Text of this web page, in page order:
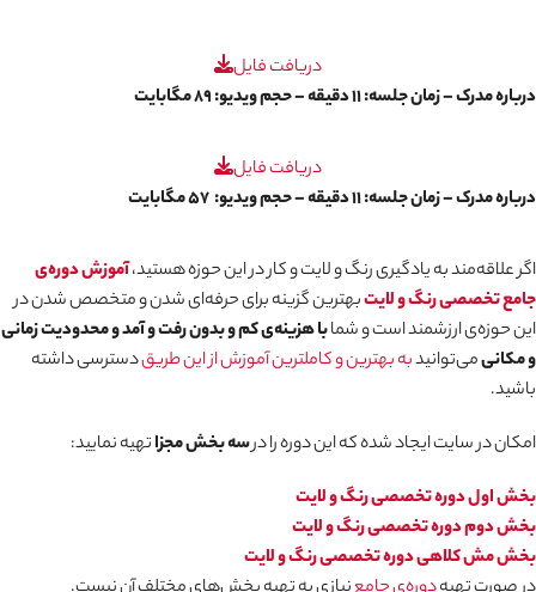
دریافت فایل
درباره مدرک – زمان جلسه: ۱۱ دقیقه – حجم ویدیو: ۸۹ مگابایت
دریافت فایل
درباره مدرک – زمان جلسه: ۱۱ دقیقه – حجم ویدیو: ۵۷ مگابایت
اگر علاقه‌مند به یادگیری رنگ و لایت و کار در این حوزه‌ هستید،آموزش دوره‌ی
جامع تخصصی رنگ و لایتبهترین گزینه برای حرفه‌ای شدن و متخصص شدن در
این حوزه‌ی ارزشمند است و شمابا هزینه‌ی کم و بدون رفت و آمد و محدودیت زمانی
و مکانیمی‌توانیدبه بهترین و کاملترین آموزش از این طریقدسترسی داشته
باشید.
امکان در سایت ایجاد شده که این دوره را درسه بخش مجزاتهیه نمایید:
بخش اول دوره تخصصی رنگ و لایت
بخش دوم دوره تخصصی رنگ و لایت
بخش مش کلاهی دوره تخصصی رنگ و لایت